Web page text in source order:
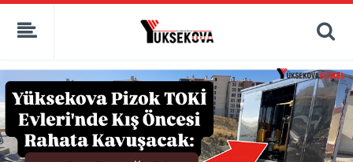
kaçak bahis
deneme bonusu
canlı bahis siteleri
deneme bonusu veren siteler
bahis siteleri
porno izle